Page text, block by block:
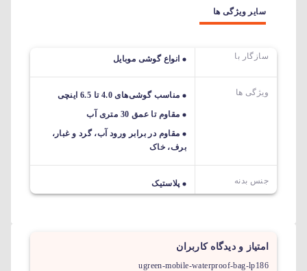
سایر ویژگی ها
سازگار با انواع گوشی موبایل
ویژگی ها
مناسب گوشی‌های 4.0 تا 6.5 اینچی
مقاوم تا عمق 30 متری آب
مقاوم در برابر ورود آب، گرد و غبار،
برف، خاک
جنس بدنه پلاستیک
امتیاز و دیدگاه کاربران
ugreen-mobile-waterproof-bag-lp186